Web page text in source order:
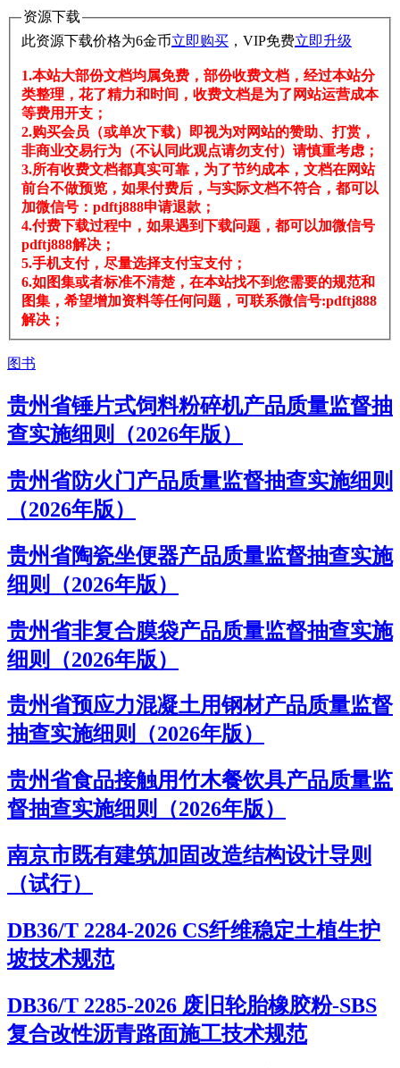
资源下载
此资源下载价格为6金币立即购买 ，VIP免费立即升级
1.本站大部份文档均属免费，部份收费文档，经过本站分
类整理，花了精力和时间，收费文档是为了网站运营成本
等费用开支；
2.购买会员（或单次下载）即视为对网站的赞助、打赏，
非商业交易行为（不认同此观点请勿支付）请慎重考虑；
3.所有收费文档都真实可靠，为了节约成本，文档在网站
前台不做预览，如果付费后，与实际文档不符合，都可以
加微信号：pdftj888申请退款；
4.付费下载过程中，如果遇到下载问题，都可以加微信号
pdftj888解决；
5.手机支付，尽量选择支付宝支付；
6.如图集或者标准不清楚，在本站找不到您需要的规范和
图集，希望增加资料等任何问题，可联系微信号:pdftj888
解决；
图书
贵州省锤片式饲料粉碎机产品质量监督抽
查实施细则（2026年版）
贵州省防火门产品质量监督抽查实施细则
（2026年版）
贵州省陶瓷坐便器产品质量监督抽查实施
细则（2026年版）
贵州省非复合膜袋产品质量监督抽查实施
细则（2026年版）
贵州省预应力混凝土用钢材产品质量监督
抽查实施细则（2026年版）
贵州省食品接触用竹木餐饮具产品质量监
督抽查实施细则（2026年版）
南京市既有建筑加固改造结构设计导则
（试行）
DB36/T 2284-2026 CS纤维稳定土植生护
坡技术规范
DB36/T 2285-2026 废旧轮胎橡胶粉-SBS
复合改性沥青路面施工技术规范